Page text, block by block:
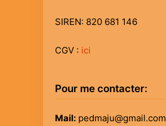
SIREN: 820 681 146
CGV : ici
Pour me contacter:
Mail: pedmaju@gmail.com